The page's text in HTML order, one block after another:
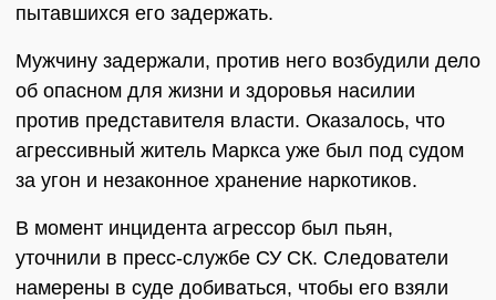
пытавшихся его задержать.
Мужчину задержали, против него возбудили дело
об опасном для жизни и здоровья насилии
против представителя власти. Оказалось, что
агрессивный житель Маркса уже был под судом
за угон и незаконное хранение наркотиков.
В момент инцидента агрессор был пьян,
уточнили в пресс-службе СУ СК. Следователи
намерены в суде добиваться, чтобы его взяли